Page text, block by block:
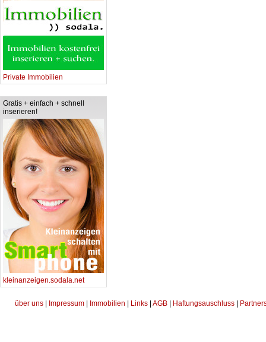
Private Immobilien
Gratis + einfach + schnell
inserieren!
kleinanzeigen.sodala.net
über uns Impressum Immobilien Links AGB Haftungsauschluss